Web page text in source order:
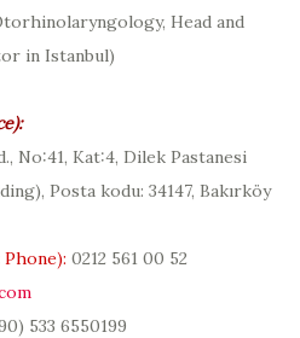
Head and
in Istanbul)
):
No:41, Kat:4, Dilek Pastanesi
), Posta kodu: 34147, Bakırköy
): 0212 561 00 52
533 6550199